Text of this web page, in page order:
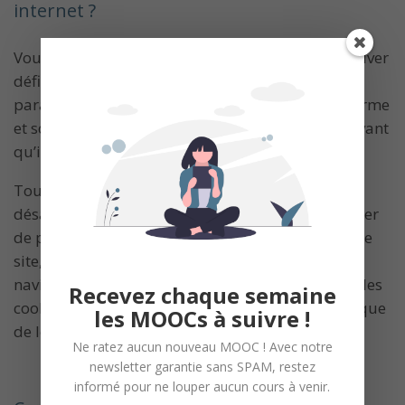
internet ?
Vous avez à tout moment la possibilité de désactiver
définitivement tous les cookies, ou choisir de
paramétrer votre navigateur pour qu’il vous informe
et soumette à votre acceptation chaque cookie avant
qu’ils ne soient déposés sur votre ordinateur.
Toutefois, il est important de savoir que la
désactivation des cookies risque de vous empêcher
de profiter de certains services proposés par notre
site, et donc de nuire à la fluidité de votre
navigation. Nous vous conseillons donc de filtrer les
cookies en tenant compte de leur finalité, plutôt que
de les désactiver dans leur ensemble.
Recevez chaque semaine
les MOOCs à suivre !
Ne ratez aucun nouveau MOOC ! Avec notre
newsletter garantie sans SPAM, restez
informé pour ne louper aucun cours à venir.